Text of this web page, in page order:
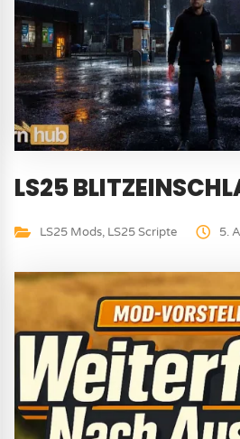
LS25
LS25 Mods, LS25 Scripte 5.